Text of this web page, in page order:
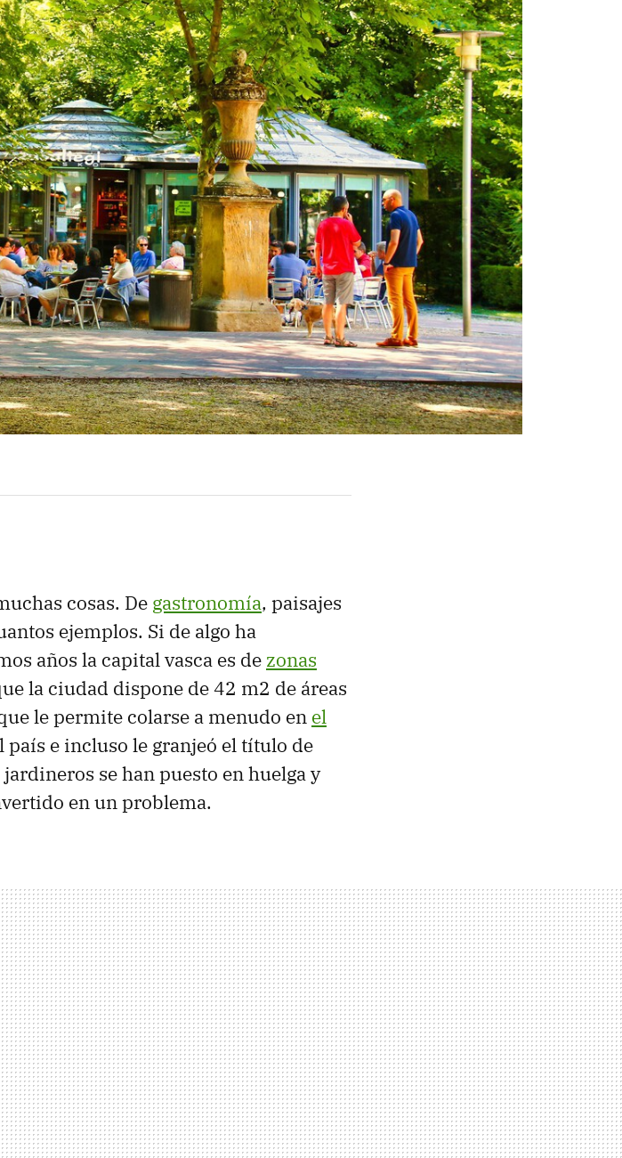
cosas. De gastronomía, paisajes
ejemplos. Si de algo ha
años la capital vasca es de zonas
la ciudad dispone de 42 m2 de áreas
le permite colarse a menudo en el
país e incluso le granjeó el título de
jardineros se han puesto en huelga y
en un problema.